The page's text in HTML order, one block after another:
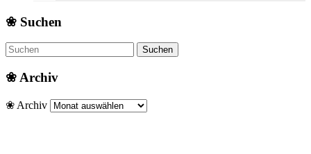
❀ Suchen
❀ Archiv
❀ Archiv